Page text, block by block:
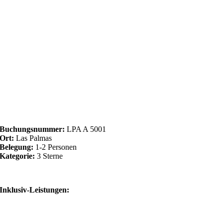
Buchungsnummer: LPA A 5001
Ort: Las Palmas
Belegung: 1-2 Personen
Kategorie: 3 Sterne
Inklusiv-Leistungen: